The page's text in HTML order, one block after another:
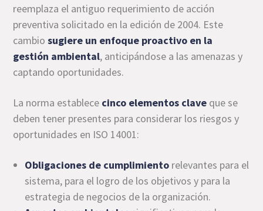
reemplaza el antiguo requerimiento de acción
preventiva solicitado en la edición de 2004. Este
cambiosugiere un enfoque proactivo en la
gestión ambiental, anticipándose a las amenazas y
captando oportunidades.
La norma establece cinco elementos clave que se
deben tener presentes para considerar los riesgos y
oportunidades en ISO 14001:
Obligaciones de cumplimiento relevantes para el
sistema, para el logro de los objetivos y para la
estrategia de negocios de la organización.